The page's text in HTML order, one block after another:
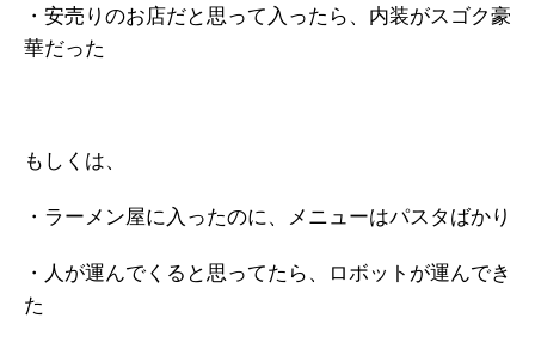
・安売りのお店だと思って入ったら、内装がスゴク豪
華だった
もしくは、
・ラーメン屋に入ったのに、メニューはパスタばかり
・人が運んでくると思ってたら、ロボットが運んでき
た